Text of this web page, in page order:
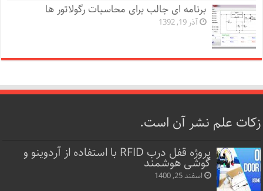
برنامه ای جالب برای محاسبات رگولاتور ها
آذر 19, 1392
زکات علم نشر آن است.
پروژه قفل‌ درب RFID با استفاده از آردوینو و
گوشی هوشمند
اسفند 25, 1400